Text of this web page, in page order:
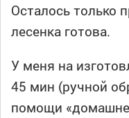
Осталось только
лесенка готова.
У меня на
45 мин (ручной
помощи